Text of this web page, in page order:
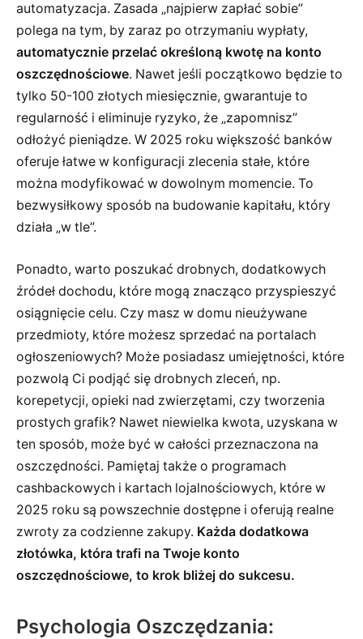
automatyzacja. Zasada „najpierw zapłać sobie”
polega na tym, by zaraz po otrzymaniu wypłaty,
automatycznie przelać określoną kwotę na konto
oszczędnościowe. Nawet jeśli początkowo będzie to
tylko 50-100 złotych miesięcznie, gwarantuje to
regularność i eliminuje ryzyko, że „zapomnisz”
odłożyć pieniądze. W 2025 roku większość banków
oferuje łatwe w konfiguracji zlecenia stałe, które
można modyfikować w dowolnym momencie. To
bezwysiłkowy sposób na budowanie kapitału, który
działa „w tle”.
Ponadto, warto poszukać drobnych, dodatkowych
źródeł dochodu, które mogą znacząco przyspieszyć
osiągnięcie celu. Czy masz w domu nieużywane
przedmioty, które możesz sprzedać na portalach
ogłoszeniowych? Może posiadasz umiejętności, które
pozwolą Ci podjąć się drobnych zleceń, np.
korepetycji, opieki nad zwierzętami, czy tworzenia
prostych grafik? Nawet niewielka kwota, uzyskana w
ten sposób, może być w całości przeznaczona na
oszczędności. Pamiętaj także o programach
cashbackowych i kartach lojalnościowych, które w
2025 roku są powszechnie dostępne i oferują realne
zwroty za codzienne zakupy. Każda dodatkowa
złotówka, która trafi na Twoje konto
oszczędnościowe, to krok bliżej do sukcesu.
Psychologia Oszczędzania: